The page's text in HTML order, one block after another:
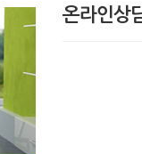
온라인상